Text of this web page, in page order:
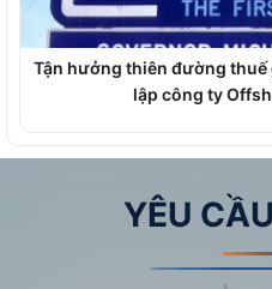
Tận hưởng thiên đường
lập công ty
YÊU